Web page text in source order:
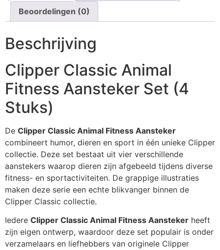
Beoordelingen (0)
Beschrijving
Clipper Classic Animal
Fitness Aansteker Set (4
Stuks)
De Clipper Classic Animal Fitness Aansteker
combineert humor, dieren en sport in één unieke Clipper
collectie. Deze set bestaat uit vier verschillende
aanstekers waarop dieren zijn afgebeeld tijdens diverse
fitness- en sportactiviteiten. De grappige illustraties
maken deze serie een echte blikvanger binnen de
Clipper Classic collectie.
Iedere Clipper Classic Animal Fitness Aansteker heeft
zijn eigen ontwerp, waardoor deze set populair is onder
verzamelaars en liefhebbers van originele Clipper